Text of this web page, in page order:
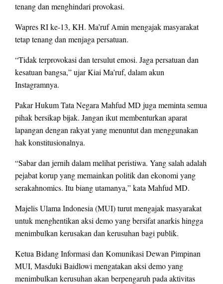
tenang dan menghindari provokasi.
Wapres RI ke-13, KH. Ma’ruf Amin mengajak masyarakat
tetap tenang dan menjaga persatuan.
“Tidak terprovokasi dan tersulut emosi. Jaga persatuan dan
kesatuan bangsa,” ujar Kiai Ma’ruf, dalam akun
Instagramnya.
Pakar Hukum Tata Negara Mahfud MD juga meminta semua
pihak bersikap bijak. Jangan ikut membenturkan aparat
lapangan dengan rakyat yang menuntut dan menggunakan
hak konstitusionalnya.
“Sabar dan jernih dalam melihat peristiwa. Yang salah adalah
pejabat korup yang memainkan politik dan ekonomi yang
serakahnomics. Itu biang utamanya,” kata Mahfud MD.
Majelis Ulama Indonesia (MUI) turut mengajak masyarakat
untuk menghentikan aksi demo yang bersifat anarkis hingga
menimbulkan kerusakan dan kerusuhan bagi publik.
Ketua Bidang Informasi dan Komunikasi Dewan Pimpinan
MUI, Masduki Baidlowi mengatakan aksi demo yang
menimbulkan kerusuhan akan berpengaruh pada aktivitas